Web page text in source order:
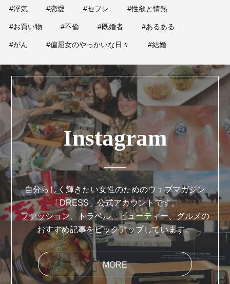
#浮気 #恋愛 #セフレ #性欲と情熱
#お買い物 #不倫 #既婚者 #あるある
#がん #偏屈女のやっかいな日々 #結婚
Instagram
自分らしく輝きたい女性のためのウェブマガジン
「DRESS」公式アカウントです。
ファッション、トラベル、ビューティー、グルメの
おすすめ記事をピックアップしています。
MORE